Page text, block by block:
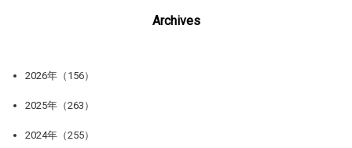
Archives
2026年（156）
2025年（263）
2024年（255）